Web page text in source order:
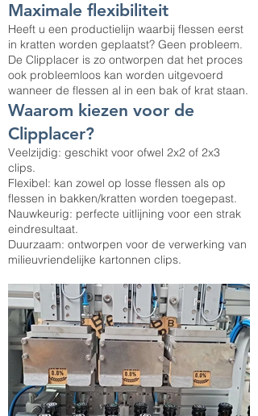
Maximale flexibiliteit
Heeft u een productielijn waarbij flessen eerst
in kratten worden geplaatst? Geen probleem.
De Clipplacer is zo ontworpen dat het proces
ook probleemloos kan worden uitgevoerd
wanneer de flessen al in een bak of krat staan.
Waarom kiezen voor de
Clipplacer?
Veelzijdig: geschikt voor ofwel 2x2 of 2x3
clips.
Flexibel: kan zowel op losse flessen als op
flessen in bakken/kratten worden toegepast.
Nauwkeurig: perfecte uitlijning voor een strak
eindresultaat.
Duurzaam: ontworpen voor de verwerking van
milieuvriendelijke kartonnen clips.